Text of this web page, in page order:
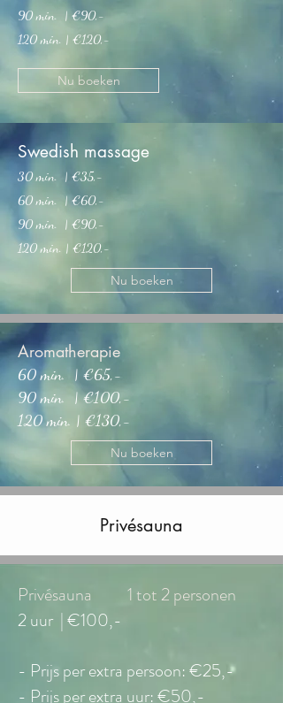
90 min. | €90,-
120 min. | €120,-
Nu boeken
Swedish massage
30 min. | €35,-
60 min. | €60,-
90 min. | €90,-
120 min. | €120,-
Nu boeken
Aromatherapie
60 min. | €65,-
90 min. | €100,-
120 min. | €130,-
Nu boeken
Privésauna
Privésauna 1 tot 2 personen
2 uur | €100,-
- Prijs per extra persoon:€25,-
- Prijs per extra uur: €50,-